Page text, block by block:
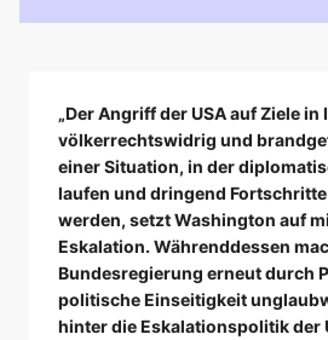
„Der Angriff der USA auf Ziele in
völkerrechtswidrig und
einer Situation, in der
laufen und dringend
werden, setzt Washington auf
Eskalation. Währenddessen
Bundesregierung erneut durch
politische Einseitigkeit
hinter die Eskalationspolitik der